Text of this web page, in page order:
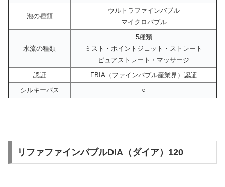
泡の種類
ウルトラファインバブル
マイクロバブル
水流の種類
5種類
ミスト・ポイントジェット・ストレート
ピュアストレート・マッサージ
認証
FBIA（ファインバブル産業界）認証
シルキーバス
○
リファファインバブルDIA（ダイア）120